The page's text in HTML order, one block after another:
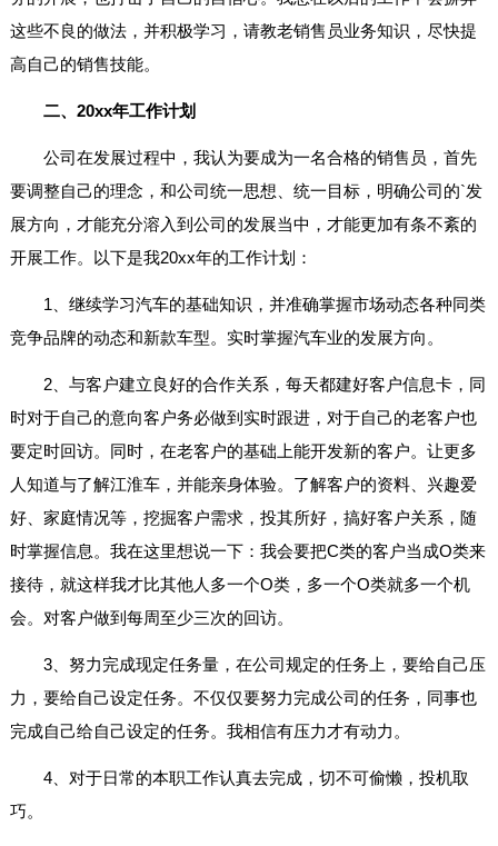
这些不良的做法，并积极学习，请教老销售员业务知识，尽快提
高自己的销售技能。
二、20xx年工作计划
公司在发展过程中，我认为要成为一名合格的销售员，首先
要调整自己的理念，和公司统一思想、统一目标，明确公司的`发
展方向，才能充分溶入到公司的发展当中，才能更加有条不紊的
开展工作。以下是我20xx年的工作计划：
1、继续学习汽车的基础知识，并准确掌握市场动态各种同类
竞争品牌的动态和新款车型。实时掌握汽车业的发展方向。
2、与客户建立良好的合作关系，每天都建好客户信息卡，同
时对于自己的意向客户务必做到实时跟进，对于自己的老客户也
要定时回访。同时，在老客户的基础上能开发新的客户。让更多
人知道与了解江淮车，并能亲身体验。了解客户的资料、兴趣爱
好、家庭情况等，挖掘客户需求，投其所好，搞好客户关系，随
时掌握信息。我在这里想说一下：我会要把C类的客户当成O类来
接待，就这样我才比其他人多一个O类，多一个O类就多一个机
会。对客户做到每周至少三次的回访。
3、努力完成现定任务量，在公司规定的任务上，要给自己压
力，要给自己设定任务。不仅仅要努力完成公司的任务，同事也
完成自己给自己设定的任务。我相信有压力才有动力。
4、对于日常的本职工作认真去完成，切不可偷懒，投机取
巧。